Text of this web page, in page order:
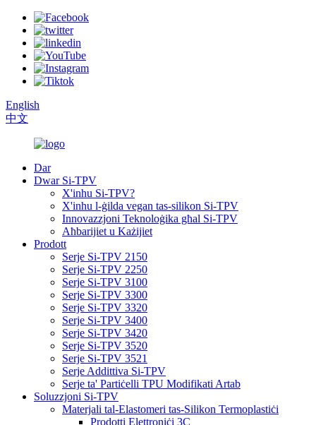
English
中文
Dar
Dwar Si-TPV
X'inhu Si-TPV?
X'inhu l-ġilda vegan tas-silikon Si-TPV
Innovazzjoni Teknoloġika għal Si-TPV
Aħbarijiet u Każijiet
Prodott
Serje Si-TPV 2150
Serje Si-TPV 2250
Serje Si-TPV 3100
Serje Si-TPV 3300
Serje Si-TPV 3320
Serje Si-TPV 3400
Serje Si-TPV 3420
Serje Si-TPV 3520
Serje Si-TPV 3521
Serje Addittiva Si-TPV
Serje ta' Partiċelli TPU Modifikati Artab
Soluzzjoni Si-TPV
Materjali tal-Elastomeri tas-Silikon Termoplastiċi
Prodotti Elettroniċi 3C